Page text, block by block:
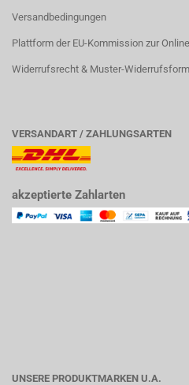
Versandbedingungen
Plattform der EU-Kommission zur
Widerrufsrecht & Muster-
VERSANDART / ZAHLUNGSARTEN
akzeptierte Zahlarten
UNSERE PRODUKTMARKEN U.A.